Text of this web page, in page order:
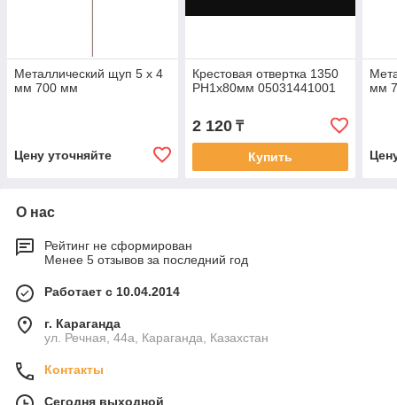
Металлический щуп 5 х 4
мм 700 мм
Цену уточняйте
Крестовая отвертка 1350
PH1х80мм 05031441001
2 120₸
Купить
мм
О нас
Рейтинг не сформирован
Менее 5 отзывов за последний год
Работает с 10.04.2014
г. Караганда
ул. Речная, 44а, Караганда, Казахстан
Контакты
Сегодня выходной